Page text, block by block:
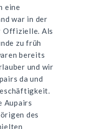
eine
war in der
Offizielle. Als
zu früh
bereits
und wir
da und
Aupairs
des